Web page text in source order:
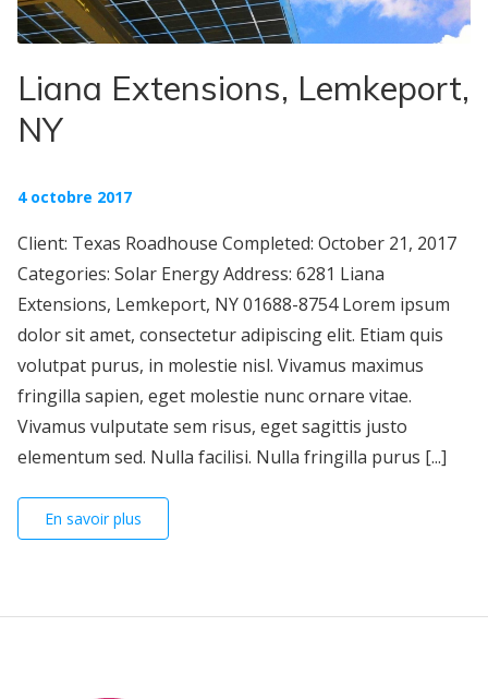
Liana Extensions, Lemkeport,
NY
4 octobre 2017
Client: Texas Roadhouse Completed: October 21, 2017
Categories: Solar Energy Address: 6281 Liana
Extensions, Lemkeport, NY 01688-8754 Lorem ipsum
dolor sit amet, consectetur adipiscing elit. Etiam quis
volutpat purus, in molestie nisl. Vivamus maximus
fringilla sapien, eget molestie nunc ornare vitae.
Vivamus vulputate sem risus, eget sagittis justo
elementum sed. Nulla facilisi. Nulla fringilla purus [...]
En savoir plus